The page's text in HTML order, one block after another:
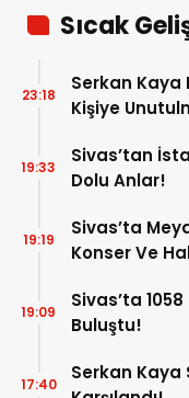
Sıcak
Serkan Kaya
Kişiye
23:18
Sivas’tan
Dolu Anlar!
19:33
Sivas’ta
Konser Ve
19:19
Sivas’ta
Buluştu!
19:09
Serkan Kaya
17:40